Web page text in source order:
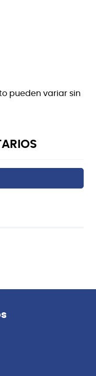
pueden variar sin